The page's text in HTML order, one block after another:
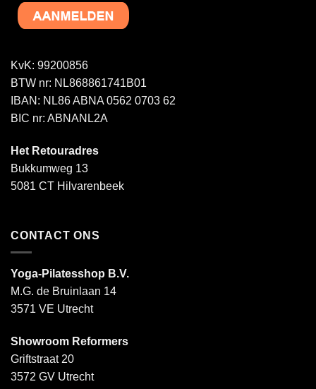
KvK: 99200856
BTW nr: NL868861741B01
IBAN: NL86 ABNA 0562 0703 62
BIC nr: ABNANL2A
Het Retouradres
Bukkumweg 13
5081 CT Hilvarenbeek
CONTACT ONS
Yoga-Pilatesshop B.V.
M.G. de Bruinlaan 14
3571 VE Utrecht
Showroom Reformers
Griftstraat 20
3572 GV Utrecht